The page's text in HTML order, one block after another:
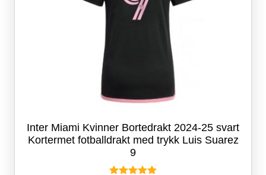
Inter Miami Kvinner Bortedrakt 2024-25 svart
Kortermet fotballdrakt med trykk Luis Suarez
9